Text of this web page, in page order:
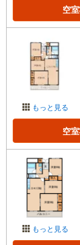
空
もっと見る
空
もっと見る